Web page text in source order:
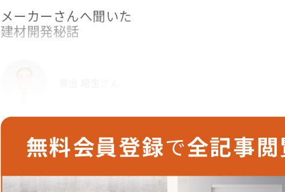
メーカーさんへ聞いた
建材開発秘話
パーフェクトルーフ誕生秘話
弊社が金属屋根工事を始めた当初は、雨漏れやメンテナンスに苦
とき、銅箔を屋根の下地に貼っている業者の存在を知り、「釘や
する屋根」の発想を得ました。銅板やガルバリウム鋼板などさ